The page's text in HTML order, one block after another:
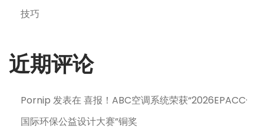
技巧
近期评论
Pornip 发表在喜报！ABC空调系统荣获“2026EPACC·
国际环保公益设计大赛”铜奖